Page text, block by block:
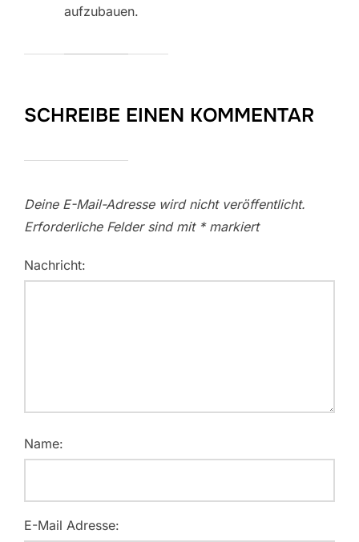
aufzubauen.
SCHREIBE EINEN KOMMENTAR
Deine E-Mail-Adresse wird nicht veröffentlicht.
Erforderliche Felder sind mit *markiert
Nachricht:
Name:
E-Mail Adresse: